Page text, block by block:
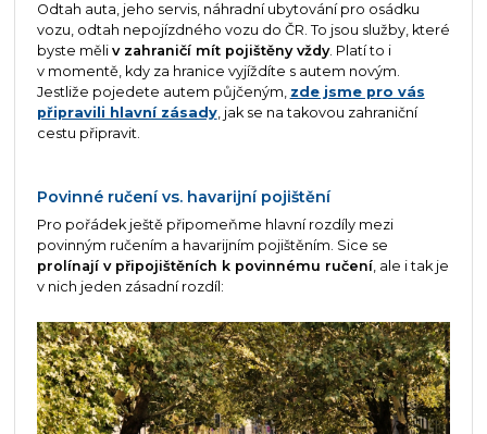
Odtah auta, jeho servis, náhradní ubytování pro osádku
vozu, odtah nepojízdného vozu do ČR. To jsou služby, které
byste měli v zahraničí mít pojištěny vždy. Platí to i
v momentě, kdy za hranice vyjíždíte s autem novým.
Jestliže pojedete autem půjčeným, zde jsme pro vás
připravili hlavní zásady, jak se na takovou zahraniční
cestu připravit.
Povinné ručení vs. havarijní pojištění
Pro pořádek ještě připomeňme hlavní rozdíly mezi
povinným ručením a havarijním pojištěním. Sice se
prolínají v připojištěních k povinnému ručení, ale i tak je
v nich jeden zásadní rozdíl: